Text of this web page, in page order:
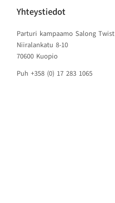
Yhteystiedot
Parturi kampaamo Salong Twist
Niiralankatu 8-10
70600 Kuopio
Puh +358 (0) 17 283 1065